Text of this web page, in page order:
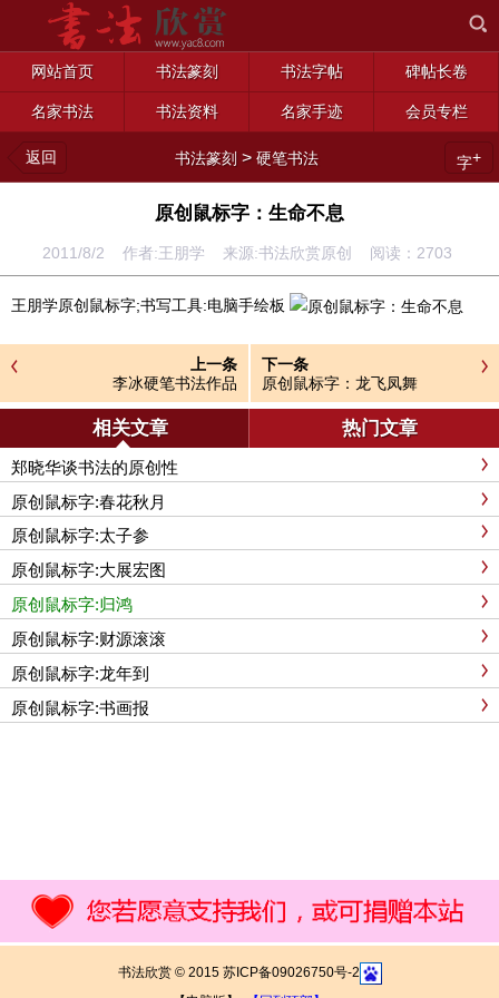
网站首页 书法篆刻 书法字帖 碑帖长卷
名家书法 书法资料 名家手迹 会员专栏
返回 书法篆刻 >硬笔书法 字+
原创鼠标字：生命不息
2011/8/2 作者:王朋学 来源:书法欣赏原创 阅读： 2703
王朋学原创鼠标字;书写工具:电脑手绘板
上一条
李冰硬笔书法作品
下一条
原创鼠标字：龙飞凤舞
相关文章 热门文章
郑晓华谈书法的原创性
原创鼠标字:春花秋月
原创鼠标字:太子参
原创鼠标字:大展宏图
原创鼠标字:归鸿
原创鼠标字:财源滚滚
原创鼠标字:龙年到
原创鼠标字:书画报
书法欣赏 © 2015 苏ICP备09026750号-2